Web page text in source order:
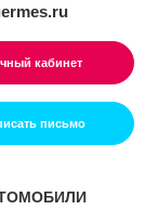
кабинет
письмо